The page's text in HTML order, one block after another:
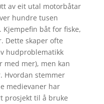
av eit utal motorbåtar
hundre tusen
Kjempefin båt for fiske,
Dette skaper ofte
hudproblematikk
med mer), men kan
Hvordan stemmer
medievaner har
prosjekt til å bruke